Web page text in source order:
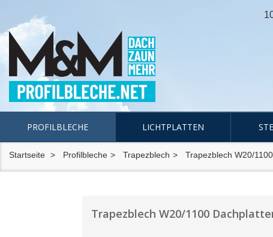
PROFILBLECHE LICHTPLATTEN
Startseite Profilbleche Trapezblech Trapezblech W20/1100
Trapezblech W20/1100